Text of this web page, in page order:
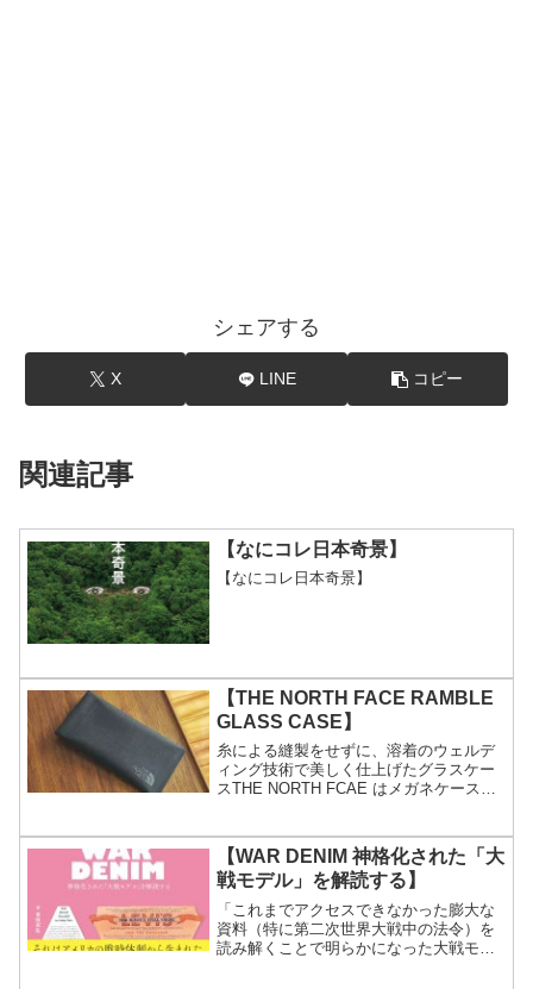
シェアする
X LINE コピー
関連記事
【なにコレ日本奇景】
【なにコレ日本奇景】
【THE NORTH FACE RAMBLE
GLASS CASE】
糸による縫製をせずに、溶着のウェルデ
ィング技術で美しく仕上げたグラスケー
スTHE NORTH FCAE はメガネケースも
ス ランブルグラスケース THE NORTH
F...
【WAR DENIM 神格化された「大
戦モデル」を解読する】
「これまでアクセスできなかった膨大な
資料（特に第二次世界大戦中の法令）を
読み解くことで明らかになった大戦モデ